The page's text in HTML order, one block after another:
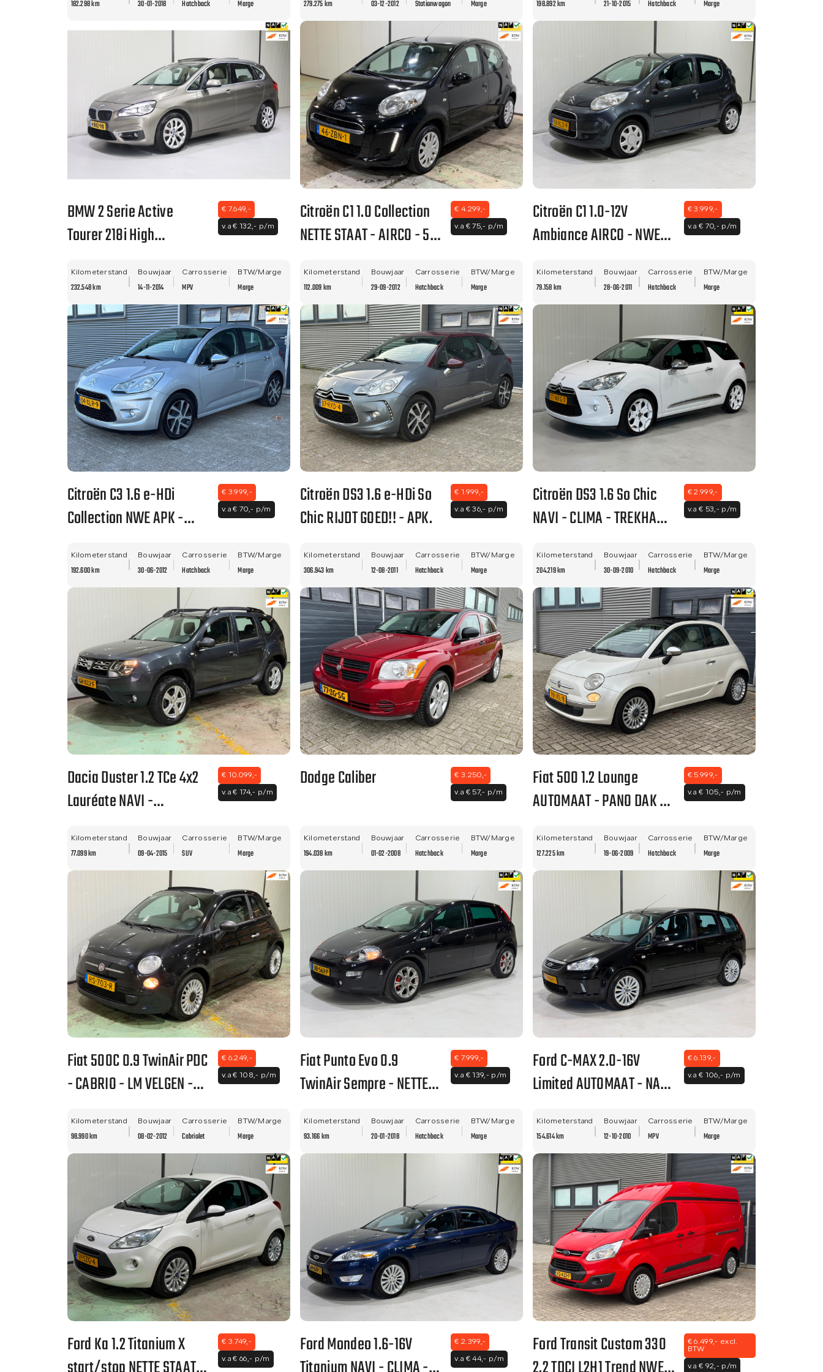
182.298 km 30-01-2018 Hatchback Marge
PRIMA!!
279.275 km 03-12-2012 Stationwagon Marge 198.892 km 21-10-2015 Hatchback Marge
BMW 2 Serie Active
Tourer 218i High
NAVI - CLIMA - LEER -
NWE APK.
€ 7.649,-
v.a € 132,- p/m
Kilometerstand
232.548 km
Bouwjaar
14-11-2014
Carrosserie
MPV
BTW/Marge
Marge
Citroën C1 1.0 Collection
NETTE STAAT - AIRCO - 5
€ 4.299,-
v.a € 75,- p/m
Kilometerstand
112.009 km
Bouwjaar
29-09-2012
Carrosserie
Hatchback
BTW/Marge
Marge
Citroën C1 1.0-12V
Ambiance AIRCO - NWE
€ 3.999,-
v.a € 70,- p/m
Kilometerstand
79.158 km
Bouwjaar
28-06-2011
Carrosserie
Hatchback
BTW/Marge
Marge
Citroën C3 1.6 e-HDi
Collection NWE APK -
- PDC!!
€ 3.999,-
v.a € 70,- p/m
Kilometerstand
192.600 km
Bouwjaar
30-06-2012
Carrosserie
Hatchback
BTW/Marge
Marge
Citroën DS3 1.6 e-HDi So
Chic RIJDT GOED!! - APK.
€ 1.999,-
v.a € 36,- p/m
Kilometerstand
306.943 km
Bouwjaar
12-08-2011
Carrosserie
Hatchback
BTW/Marge
Marge
Citroën DS3 1.6 So Chic
NAVI - CLIMA - TREKHAAK
€ 2.999,-
v.a € 53,- p/m
Kilometerstand
204.219 km
Bouwjaar
30-09-2010
Carrosserie
Hatchback
BTW/Marge
Marge
Dacia Duster 1.2 TCe 4x2
Lauréate NAVI -
- LM VELGEN!
€ 10.099,-
v.a € 174,- p/m
Kilometerstand
77.099 km
Bouwjaar
09-04-2015
Carrosserie
SUV
BTW/Marge
Marge
Dodge Caliber € 3.250,-
v.a € 57,- p/m
Kilometerstand
194.038 km
Bouwjaar
01-02-2008
Carrosserie
Hatchback
BTW/Marge
Marge
Fiat 500 1.2 Lounge
AUTOMAAT - PANO DAK -
€ 5.999,-
v.a € 105,- p/m
Kilometerstand
127.225 km
Bouwjaar
19-06-2009
Carrosserie
Hatchback
BTW/Marge
Marge
Fiat 500C 0.9 TwinAir PDC
- CABRIO - LM VELGEN -
€ 6.249,-
v.a € 108,- p/m
Kilometerstand
98.990 km
Bouwjaar
08-02-2012
Carrosserie
Cabriolet
BTW/Marge
Marge
Fiat Punto Evo 0.9
TwinAir Sempre - NETTE
LM VELGEN - CLIMA!!
€ 7.999,-
v.a € 139,- p/m
Kilometerstand
93.166 km
Bouwjaar
20-01-2018
Carrosserie
Hatchback
BTW/Marge
Marge
Ford C-MAX 2.0-16V
Limited AUTOMAAT - NAVI
€ 6.139,-
v.a € 106,- p/m
Kilometerstand
154.614 km
Bouwjaar
12-10-2010
Carrosserie
MPV
BTW/Marge
Marge
Ford Ka 1.2 Titanium X
€ 3.749,-
v.a € 66,- p/m
Ford Mondeo 1.6-16V
€ 2.399,-
v.a € 44,- p/m
Ford Transit Custom 330
€ 6.499,- excl.
BTW
v.a € 92,- p/m